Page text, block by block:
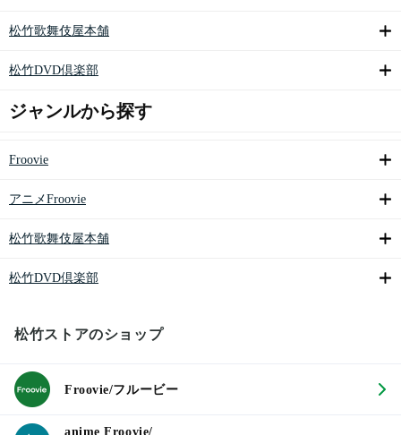
松竹歌舞伎屋本舗
松竹DVD倶楽部
ジャンルから探す
Froovie
アニメFroovie
松竹歌舞伎屋本舗
松竹DVD倶楽部
松竹ストアのショップ
Froovie/フルービー
anime Froovie/